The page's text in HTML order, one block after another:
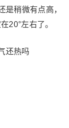
是稍微有点高，
20°左右了。